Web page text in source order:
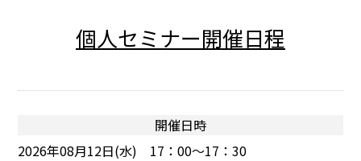
個人セミナー開催日程
開催日時
2026年08月12日(水) 17：00～17：30